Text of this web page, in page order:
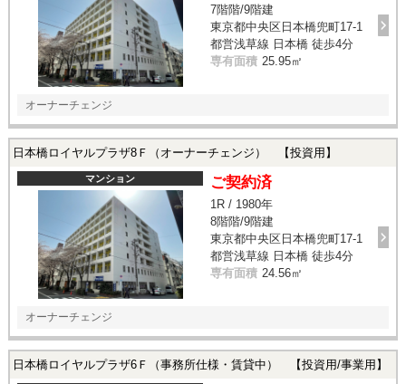
7階階/9階建
東京都中央区日本橋兜町17-1
都営浅草線 日本橋 徒歩4分
専有面積 25.95㎡
オーナーチェンジ
日本橋ロイヤルプラザ8Ｆ（オーナーチェンジ） 【投資用】
マンション ご契約済
1R / 1980年
8階階/9階建
東京都中央区日本橋兜町17-1
都営浅草線 日本橋 徒歩4分
専有面積 24.56㎡
オーナーチェンジ
日本橋ロイヤルプラザ6Ｆ（事務所仕様・賃貸中） 【投資用/事業用】